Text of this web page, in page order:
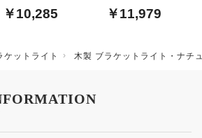
￥10,285 ￥11,979
ケットライト 木製 ブラケットライト・ナチ